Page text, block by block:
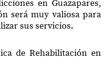
en Guazapares,
será muy valiosa para
sus servicios.
de Rehabilitación en